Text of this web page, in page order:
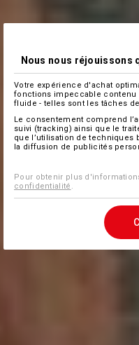
Nous nous réjouissons
Votre expérience d'achat
fonctions impeccable contenu
fluide - telles sont les tâches
Le consentement comprend
suivi (tracking) ainsi que le
que l’utilisation de techniques
la diffusion de publicités
Pour obtenir plus
confidentialité .